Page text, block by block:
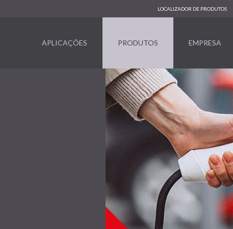
LOCALIZADOR DE PRODUTOS
APLICAÇÕES PRODUTOS EMPRESA